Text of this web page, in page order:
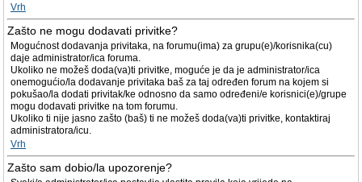
Vrh
Zašto ne mogu dodavati privitke?
Mogućnost dodavanja privitaka, na forumu(ima) za grupu(e)/korisnika(cu)
daje administrator/ica foruma.
Ukoliko ne možeš doda(va)ti privitke, moguće je da je administrator/ica
onemogućio/la dodavanje privitaka baš za taj određen forum na kojem si
pokušao/la dodati privitak/ke odnosno da samo određeni/e korisnici(e)/grupe
mogu dodavati privitke na tom forumu.
Ukoliko ti nije jasno zašto (baš) ti ne možeš doda(va)ti privitke, kontaktiraj
administratora/icu.
Vrh
Zašto sam dobio/la upozorenje?